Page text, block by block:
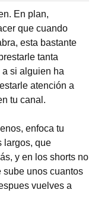
En plan,
que cuando
esta bastante
tanta
si alguien ha
atención a
tu canal.
enfoca tu
largos, que
y en los shorts no
sube unos cuantos
vuelves a